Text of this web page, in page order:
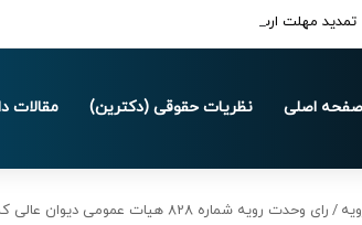
تمدید مهلت ارسال اظهارنامه‌های مالیاتی تا پایان تابستان 1405
صفحه اصلی نظریات حقوقی (دکترین) مقالات
/ رای وحدت رویه شماره 828 هیات‌ عمومی دیوان ‌عالی ‌کشور